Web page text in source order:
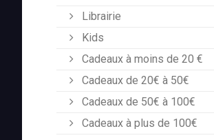
Librairie
Kids
Cadeaux à moins de 20 €
Cadeaux de 20€ à 50€
Cadeaux de 50€ à 100€
Cadeaux à plus de 100€